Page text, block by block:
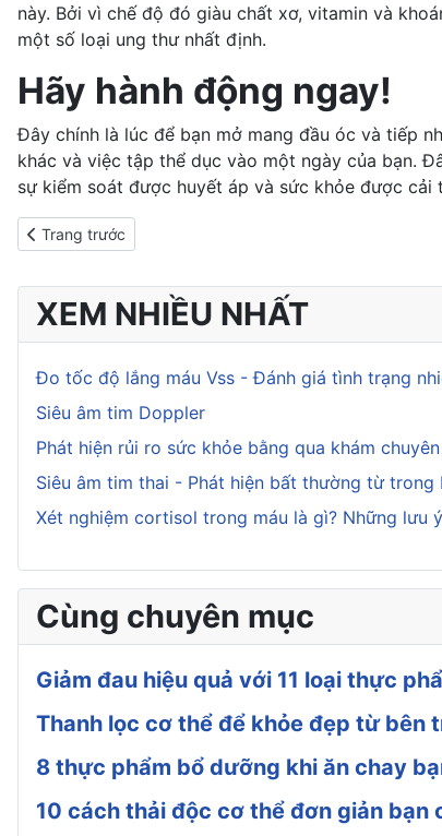
này. Bởi vì chế độ đó giàu chất xơ, vitamin và
một số loại ung thư nhất định.
Hãy hành động ngay!
Đây chính là lúc để bạn mở mang đầu óc và tiếp
khác và việc tập thể dục vào một ngày của bạn.
sự kiểm soát được huyết áp và sức khỏe được cải
Previous article: Kiêng gì và ăn gì sau phẫu thuật để phục
Trang trước
XEM NHIỀU NHẤT
Đo tốc độ lắng máu Vss - Đánh giá tình trạng
Siêu âm tim Doppler
Phát hiện rủi ro sức khỏe bằng qua khám
Siêu âm tim thai - Phát hiện bất thường từ trong
Xét nghiệm cortisol trong máu là gì? Những lưu
Cùng chuyên mục
Giảm đau hiệu quả với 11 loại thực
Thanh lọc cơ thể để khỏe đẹp từ bên
8 thực phẩm bổ dưỡng khi ăn chay
10 cách thải độc cơ thể đơn giản bạn